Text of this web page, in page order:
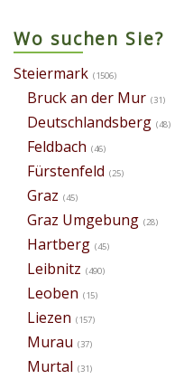
Wo suchen Sie?
Steiermark (1506)
Bruck an der Mur (31)
Deutschlandsberg (48)
Feldbach (46)
Fürstenfeld (25)
Graz (45)
Graz Umgebung (28)
Hartberg (45)
Leibnitz (490)
Leoben (15)
Liezen (157)
Murau (37)
Murtal (31)